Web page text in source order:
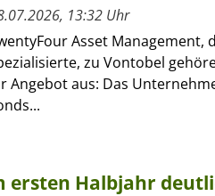
13:32 Uhr
Asset Management,
zu Vontobel
Angebot aus: Das
ersten Halbjahr